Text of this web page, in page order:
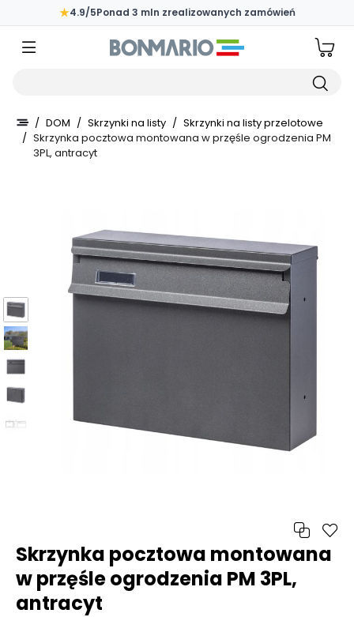
Przejdź do głównej zawartości strony
★4.9/5Ponad 3 mln zrealizowanych zamówień
/ DOM / Skrzynki na listy / Skrzynki na listy przelotowe
/ Skrzynka pocztowa montowana w przęśle ogrodzenia PM
3PL, antracyt
Skrzynka pocztowa montowana
w przęśle ogrodzenia PM 3PL,
antracyt